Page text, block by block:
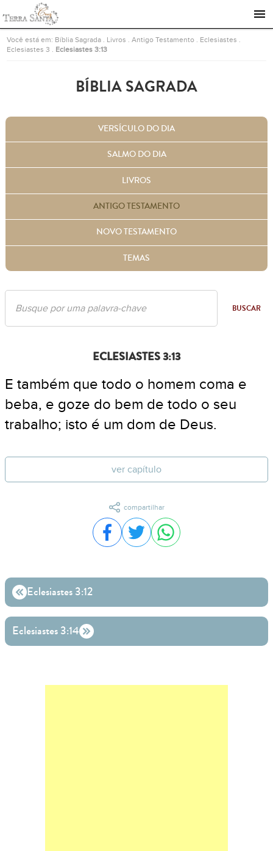
Ir para a página inicial
Você está em: Bíblia Sagrada Livros .Antigo Testamento Eclesiastes
Eclesiastes 3
Eclesiastes 3:13
BÍBLIA SAGRADA
VERSÍCULO DO DIA
SALMO DO DIA
LIVROS
ANTIGO TESTAMENTO
NOVO TESTAMENTO
TEMAS
BUSCAR
ECLESIASTES 3:13
E também que todo o homem coma e
beba, e goze do bem de todo o seu
trabalho; isto é um dom de Deus.
ver capítulo
compartilhar
Compartilhar no Facebook
Compartilhar no Twitter
Compartilhar no
Eclesiastes 3:12
Eclesiastes 3:14